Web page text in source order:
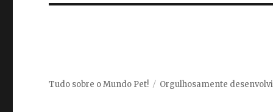
Tudo sobre o Mundo Pet! Orgulhosamente